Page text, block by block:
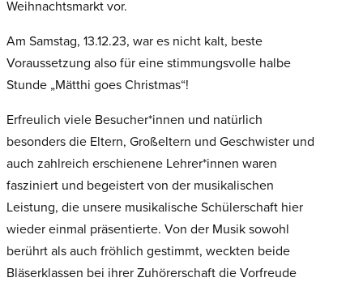
Weihnachtsmarkt vor.
Am Samstag, 13.12.23, war es nicht kalt, beste
Voraussetzung also für eine stimmungsvolle halbe
Stunde „Mätthi goes Christmas“!
Erfreulich viele Besucher*innen und natürlich
besonders die Eltern, Großeltern und Geschwister und
auch zahlreich erschienene Lehrer*innen waren
fasziniert und begeistert von der musikalischen
Leistung, die unsere musikalische Schülerschaft hier
wieder einmal präsentierte. Von der Musik sowohl
berührt als auch fröhlich gestimmt, weckten beide
Bläserklassen bei ihrer Zuhörerschaft die Vorfreude